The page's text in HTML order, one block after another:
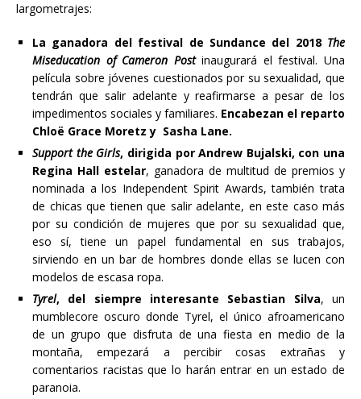
largometrajes:
La ganadora del festival de Sundance del 2018 The
Miseducation of Cameron Postinaugurará el festival. Una
película sobre jóvenes cuestionados por su sexualidad, que
tendrán que salir adelante y reafirmarse a pesar de los
impedimentos sociales y familiares. Encabezan el reparto
Chloë Grace Moretz y Sasha Lane.
Support the Girls, dirigida por Andrew Bujalski, con una
Regina Hall estelar, ganadora de multitud de premios y
nominada a los Independent Spirit Awards, también trata
de chicas que tienen que salir adelante, en este caso más
por su condición de mujeres que por su sexualidad que,
eso sí, tiene un papel fundamental en sus trabajos,
sirviendo en un bar de hombres donde ellas se lucen con
modelos de escasa ropa.
Tyrel, del siempre interesante Sebastian Silva, un
mumblecore oscuro donde Tyrel, el único afroamericano
de un grupo que disfruta de una fiesta en medio de la
montaña, empezará a percibir cosas extrañas y
comentarios racistas que lo harán entrar en un estado de
paranoia.